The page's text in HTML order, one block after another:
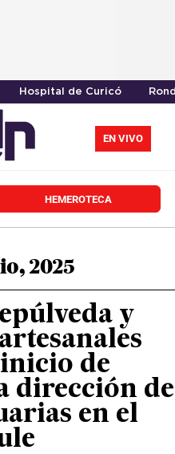
Hospital de Curicó
EN VIVO
HEMEROTECA
2025
y
de
dirección de
en el